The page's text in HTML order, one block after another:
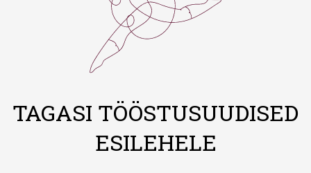
TAGASI TÖÖSTUSUUDISED
ESILEHELE